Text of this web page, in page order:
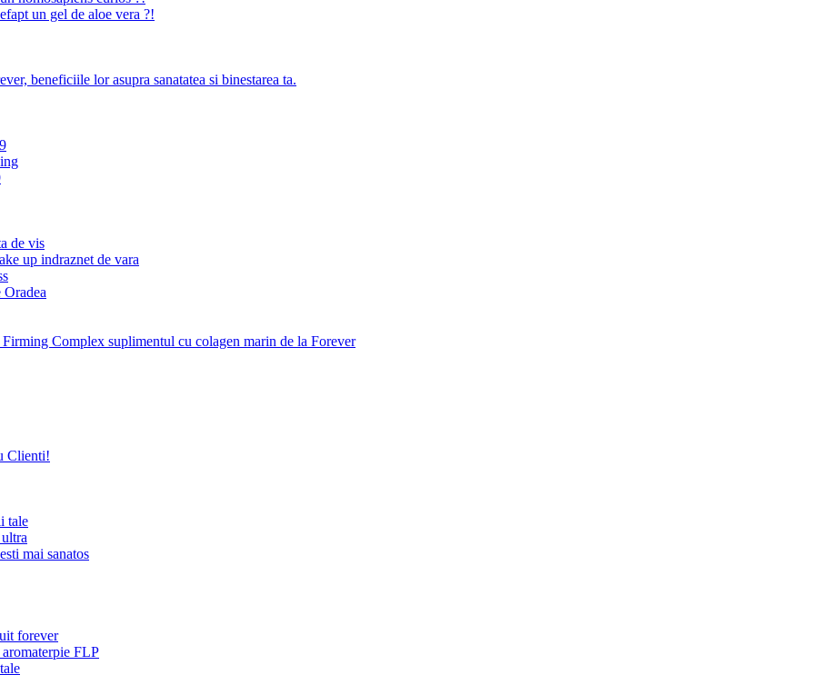
un gel de aloe vera ?!
beneficiile lor asupra sanatatea si binestarea ta.
de vis
up indraznet de vara
Oradea
Complex suplimentul cu colagen marin de la Forever
Clienti!
tale
mai sanatos
forever
FLP